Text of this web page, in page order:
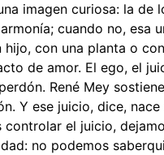
imagen curiosa: la de
cuando no, esa
con una planta o
de amor. El ego, el
René Mey
Y ese juicio, dice,
el juicio,
no podemos